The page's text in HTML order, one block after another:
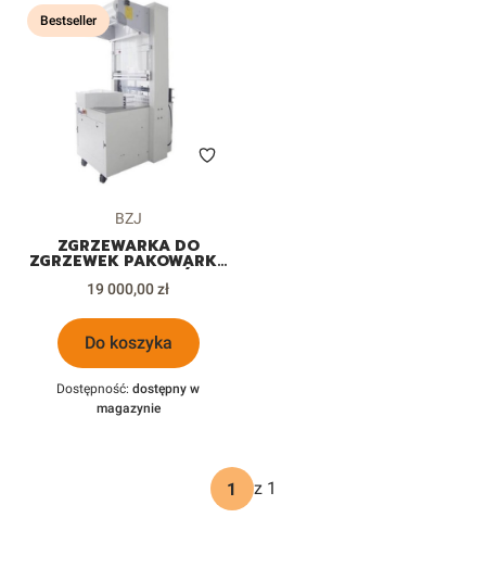
Bestseller
Kod produktu
BZJ
ZGRZEWARKA DO
ZGRZEWEK PAKOWARKA
FOLIARKA SŁOIKÓW
ZNICZY BUTELEK
Cena
19 000,00 zł
Do koszyka
Dostępność: dostępny w
magazynie
z 1